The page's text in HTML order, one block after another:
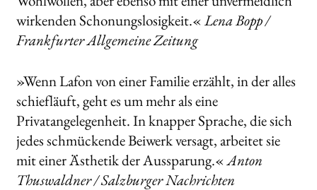
wirkenden Schonungslosigkeit.«Lena Bopp /
Frankfurter Allgemeine Zeitung
»Wenn Lafon von einer Familie erzählt, in der alles
schiefläuft, geht es um mehr als eine
Privatangelegenheit. In knapper Sprache, die sich
jedes schmückende Beiwerk versagt, arbeitet sie
mit einer Ästhetik der Aussparung.«Anton
Thuswaldner / Salzburger Nachrichten